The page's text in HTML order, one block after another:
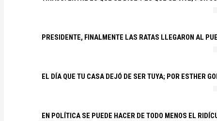
PRESIDENTE, FINALMENTE LAS RATAS LLEGARON AL
EL DÍA QUE TU CASA DEJÓ DE SER TUYA; POR ESTHER
EN POLÍTICA SE PUEDE HACER DE TODO MENOS EL